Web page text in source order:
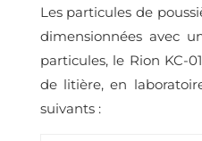
Les particules de
dimensionnées avec
particules, le Rion KC-
de litière, en
suivants :